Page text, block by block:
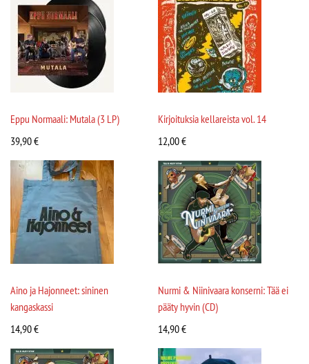
Eppu Normaali: Mutala (3 LP)
39,90€
Kirjoituksia kellareista vol. 14
12,00€
Aino ja Hajonneet: sininen
kangaskassi
14,90€
Nurmi & Niinivaara konserni: Tää ei
pääty hyvin (CD)
14,90€